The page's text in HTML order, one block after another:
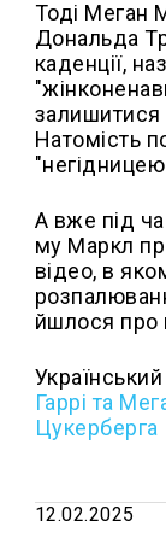
Тоді Меган
Дональда
каденції,
залишитися
Натомість
А вже під
му Маркл
відео, в
йшлося про
Гаррі та
Цукерберга
12.02.2025